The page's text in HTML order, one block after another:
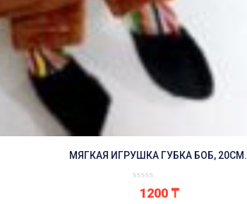
МЯГКАЯ ИГРУШКА ГУБКА БОБ, 20СМ.
1200 ₸